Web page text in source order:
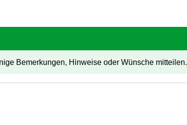
Bemerkungen, Hinweise oder Wünsche mitteilen.